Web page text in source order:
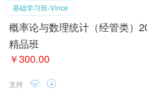
基础学习班-Vince
概率论与数理统计（经管类）
精品班
￥300.00
支持